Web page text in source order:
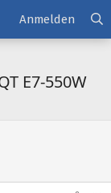
Anmelden
E7-550W